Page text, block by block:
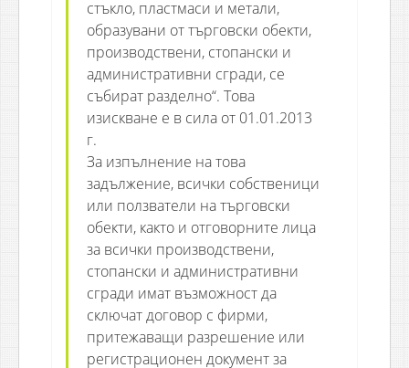
стъкло, пластмаси и метали,
образувани от търговски обекти,
производствени, стопански и
административни сгради, се
събират разделно“. Това
изискване е в сила от 01.01.2013
г.
За изпълнение на това
задължение, всички собственици
или ползватели на търговски
обекти, както и отговорните лица
за всички производствени,
стопански и административни
сгради имат възможност да
сключат договор с фирми,
притежаващи разрешение или
регистрационен документ за